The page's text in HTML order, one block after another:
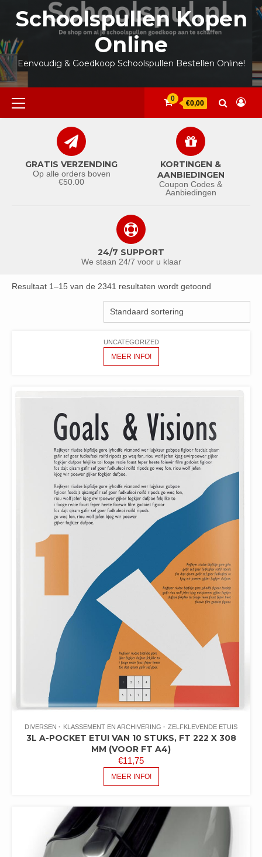
inhoud
Schoolspullen Kopen
Online
Eenvoudig & Goedkoop Schoolspullen Bestellen Online!
Primair
menu
0
€0,00
GRATIS VERZENDING
Op alle orders boven
€50.00
KORTINGEN &
AANBIEDINGEN
Coupon Codes &
Aanbiedingen
24/7 SUPPORT
We staan 24/7 voor u klaar
Resultaat 1–15 van de 2341 resultaten wordt getoond
UNCATEGORIZED
MEER INFO!
DIVERSEN KLASSEMENT EN ARCHIVERING ZELFKLEVENDE ETUIS
3L A-POCKET ETUI VAN 10 STUKS, FT 222 X 308
MM (VOOR FT A4)
€11,75
MEER INFO!